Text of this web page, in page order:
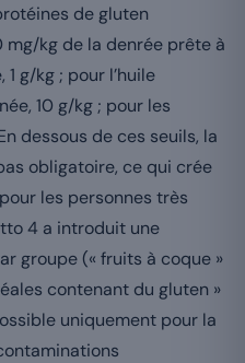
de gluten
mg/kg de la denrée prête à
g/kg ; pour l’huile
10 g/kg ; pour les
dessous de ces seuils, la
obligatoire, ce qui crée
les personnes très
4 a introduit une
groupe (« fruits à coque »
contenant du gluten »
uniquement pour la